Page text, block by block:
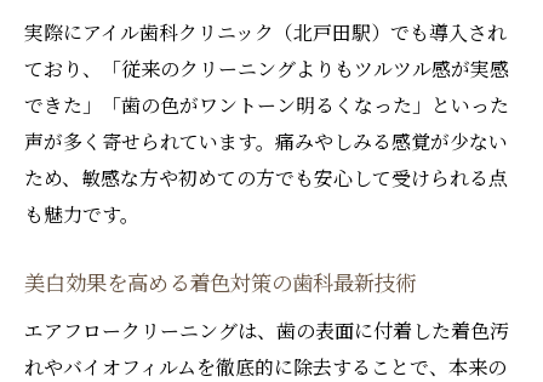
実際にアイル歯科クリニック（北戸田駅）でも導入され
ており、「従来のクリーニングよりもツルツル感が実感
できた」「歯の色がワントーン明るくなった」といった
声が多く寄せられています。痛みやしみる感覚が少ない
ため、敏感な方や初めての方でも安心して受けられる点
も魅力です。
美白効果を高める着色対策の歯科最新技術
エアフロークリーニングは、歯の表面に付着した着色汚
れやバイオフィルムを徹底的に除去することで、本来の